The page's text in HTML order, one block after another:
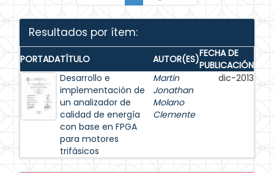
Resultados por ítem:
PORTADATÍTULO AUTOR(ES)FECHA DE
PUBLICACIÓN
Desarrollo e
implementación de
un analizador de
calidad de energía
con base en FPGA
para motores
trifásicos
Martin
Jonathan
Molano
Clemente
dic-2013